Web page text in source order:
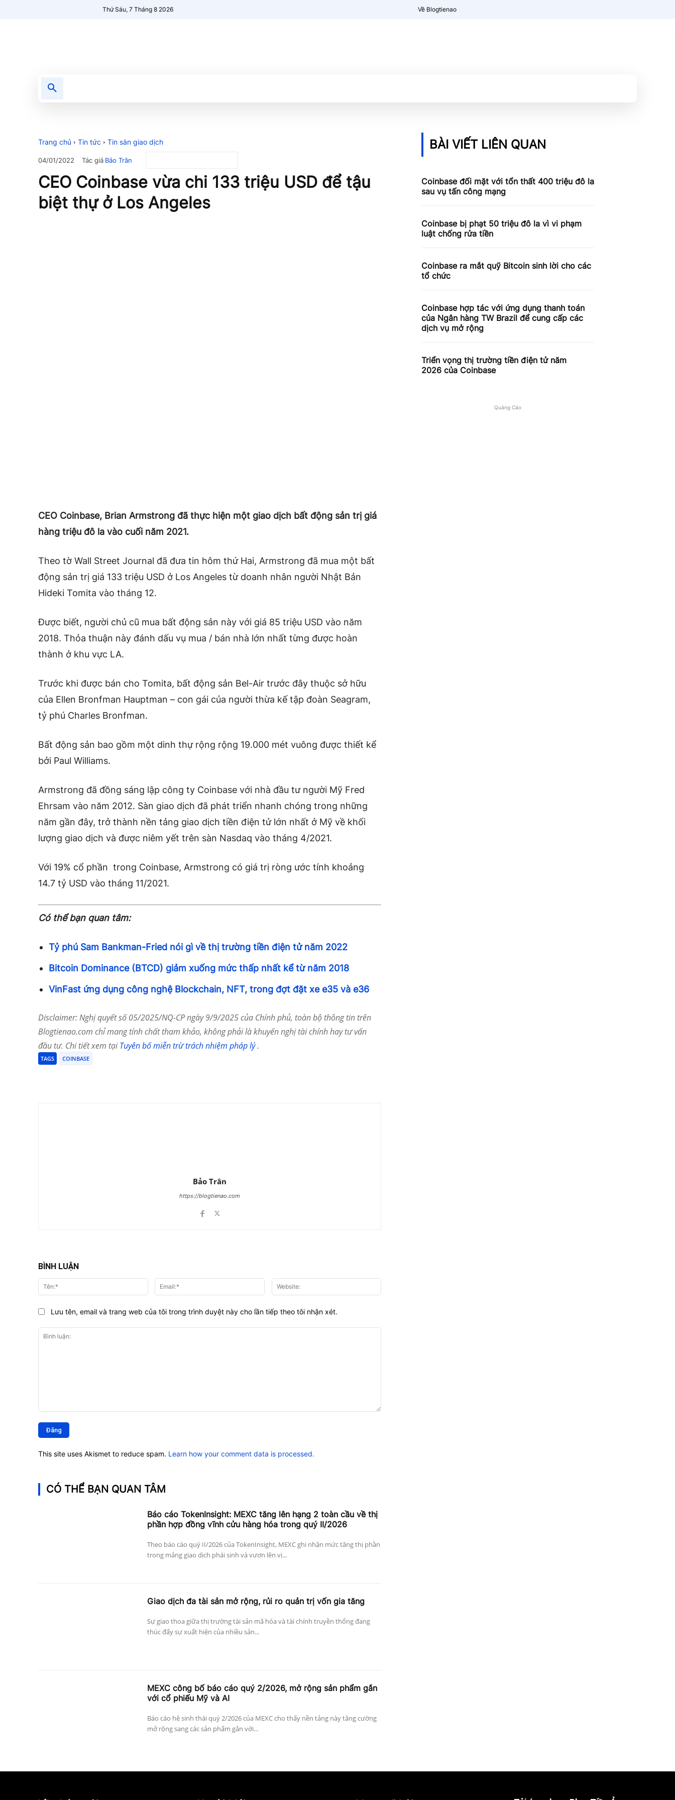
Thứ Sáu, 7 Tháng 8 2026 Về Blogtienao
Trang chủ Tin tức Tin sàn giao dịch
04/01/2022 Tác giả Bảo Trân
CEO Coinbase vừa chi 133 triệu USD để tậu
biệt thự ở Los Angeles
CEO Coinbase, Brian Armstrong đã thực hiện một giao dịch bất động sản trị giá
hàng triệu đô la vào cuối năm 2021.
Theo tờ Wall Street Journal đã đưa tin hôm thứ Hai, Armstrong đã mua một bất
động sản trị giá 133 triệu USD ở Los Angeles từ doanh nhân người Nhật Bản
Hideki Tomita vào tháng 12.
Được biết, người chủ cũ mua bất động sản này với giá 85 triệu USD vào năm
2018. Thỏa thuận này đánh dấu vụ mua / bán nhà lớn nhất từng được hoàn
thành ở khu vực LA.
Trước khi được bán cho Tomita, bất động sản Bel-Air trước đây thuộc sở hữu
của Ellen Bronfman Hauptman – con gái của người thừa kế tập đoàn Seagram,
tỷ phú Charles Bronfman.
Bất động sản bao gồm một dinh thự rộng rộng 19.000 mét vuông được thiết kể
bởi Paul Williams.
Armstrong đã đồng sáng lập công ty Coinbase với nhà đầu tư người Mỹ Fred
Ehrsam vào năm 2012. Sàn giao dịch đã phát triển nhanh chóng trong những
năm gần đây, trở thành nền tảng giao dịch tiền điện tử lớn nhất ở Mỹ về khối
lượng giao dịch và được niêm yết trên sàn Nasdaq vào tháng 4/2021.
Với 19% cổ phần trong Coinbase, Armstrong có giá trị ròng ước tính khoảng
14.7 tỷ USD vào tháng 11/2021.
Có thể bạn quan tâm:
Tỷ phú Sam Bankman-Fried nói gì về thị trường tiền điện tử năm 2022
Bitcoin Dominance (BTCD) giảm xuống mức thấp nhất kể từ năm 2018
VinFast ứng dụng công nghệ Blockchain, NFT, trong đợt đặt xe e35 và e36
Disclaimer: Nghị quyết số 05/2025/NQ-CP ngày 9/9/2025 của Chính phủ, toàn bộ thông tin trên
Blogtienao.com chỉ mang tính chất tham khảo, không phải là khuyến nghị tài chính hay tư vấn
đầu tư. Chi tiết xem tạiTuyên bố miễn trừ trách nhiệm pháp lý.
TAGS COINBASE
Bảo Trân
https://blogtienao.com
BÌNH LUẬN
luận:
Tên:* Email:*
Lưu tên, email và trang web của tôi trong trình duyệt này cho lần tiếp theo tôi nhận xét.
This site uses Akismet to reduce spam. Learn how your comment data is processed.
CÓ THỂ BẠN QUAN TÂM
Báo cáo TokenInsight: MEXC tăng lên hạng 2 toàn cầu về thị
phần hợp đồng vĩnh cửu hàng hóa trong quý II/2026
Theo báo cáo quý II/2026 của TokenInsight, MEXC ghi nhận mức tăng thị phần
trong mảng giao dịch phái sinh và vươn lên vị...
Giao dịch đa tài sản mở rộng, rủi ro quản trị vốn gia tăng
Sự giao thoa giữa thị trường tài sản mã hóa và tài chính truyền thống đang
thúc đẩy sự xuất hiện của nhiều sản...
MEXC công bố báo cáo quý 2/2026, mở rộng sản phẩm gắn
với cổ phiếu Mỹ và AI
Báo cáo hệ sinh thái quý 2/2026 của MEXC cho thấy nền tảng này tăng cường
mở rộng sang các sản phẩm gắn với...
BÀI VIẾT LIÊN QUAN
Coinbase đối mặt với tổn thất 400 triệu đô la
sau vụ tấn công mạng
Coinbase bị phạt 50 triệu đô la vì vi phạm
luật chống rửa tiền
Coinbase ra mắt quỹ Bitcoin sinh lời cho các
tổ chức
Coinbase hợp tác với ứng dụng thanh toán
của Ngân hàng TW Brazil để cung cấp các
dịch vụ mở rộng
Triển vọng thị trường tiền điện tử năm
2026 của Coinbase
Quảng Cáo